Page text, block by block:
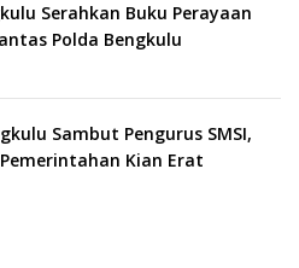
Serahkan Buku Perayaan
Polda Bengkulu
Sambut Pengurus SMSI,
Kian Erat